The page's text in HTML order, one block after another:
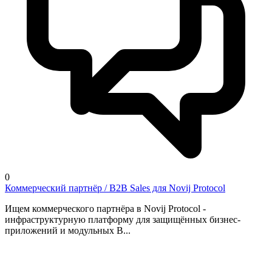
0
Коммерческий партнёр / B2B Sales для Novij Protocol
Ищем коммерческого партнёра в Novij Protocol -
инфраструктурную платформу для защищённых бизнес-
приложений и модульных B...